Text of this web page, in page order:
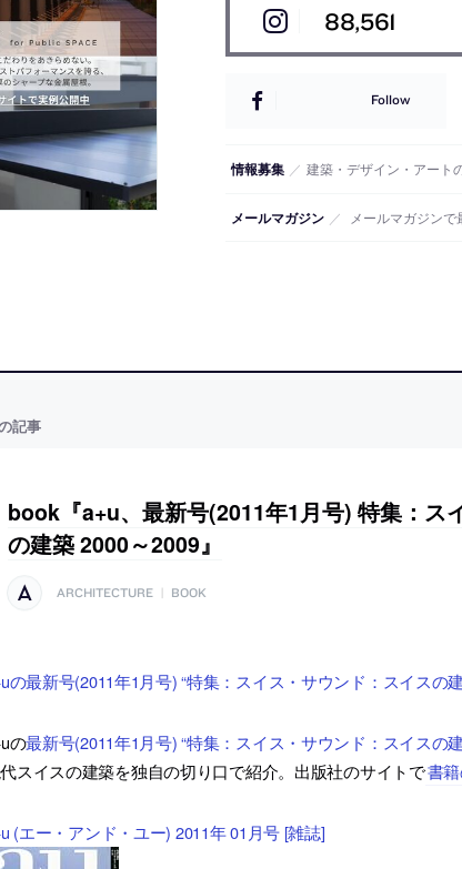
88,561
Follow
情報募集 ／ 建築・デザイン・アート
メールマガジン ／ メールマガジンで
記事
book『a+u、最新号(2011年1月号) 特集：ス
の建築 2000～2009』
ARCHITECTURE BOOK
の最新号(2011年1月号) “特集：スイス・サウンド：スイスの
の最新号(2011年1月号) “特集：スイス・サウンド：スイスの
スイスの建築を独自の切り口で紹介。出版社のサイトで書
(エー・アンド・ユー) 2011年 01月号 [雑誌]